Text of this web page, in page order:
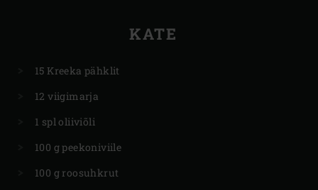
KATE
15 Kreeka pähklit
12 viigimarja
1 spl oliiviõli
100 g peekoniviile
100 g roosuhkrut